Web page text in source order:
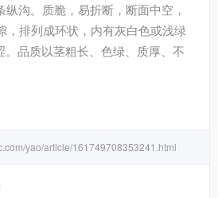
纵沟。质脆，易折断，断面中空，
，排列成环状，内有灰白色或浅绿
品质以茎粗长、色绿、质厚、不
yao/article/161749708353241.html